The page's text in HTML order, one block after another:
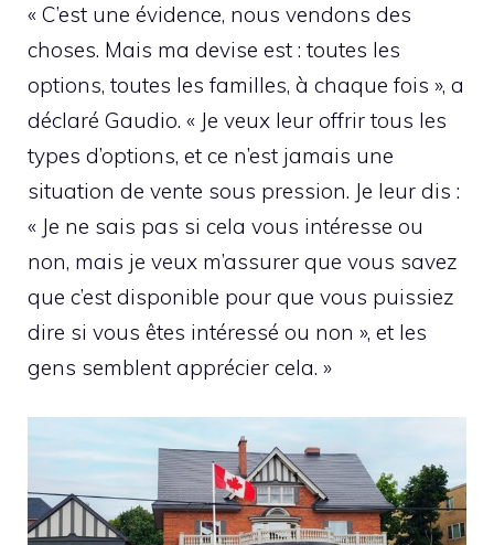
« C’est une évidence, nous vendons des
choses. Mais ma devise est : toutes les
options, toutes les familles, à chaque fois », a
déclaré Gaudio. « Je veux leur offrir tous les
types d’options, et ce n’est jamais une
situation de vente sous pression. Je leur dis :
« Je ne sais pas si cela vous intéresse ou
non, mais je veux m’assurer que vous savez
que c’est disponible pour que vous puissiez
dire si vous êtes intéressé ou non », et les
gens semblent apprécier cela. »